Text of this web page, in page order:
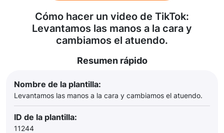
Cómo hacer un video de TikTok:
Levantamos las manos a la cara y
cambiamos el atuendo.
Resumen rápido
Nombre de la plantilla:
Levantamos las manos a la cara y cambiamos el atuendo.
ID de la plantilla:
11244